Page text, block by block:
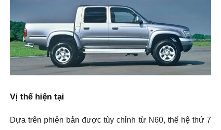
Vị thế hiện tại
Dựa trên phiên bản được tùy chỉnh từ N60, thế hệ thứ 7